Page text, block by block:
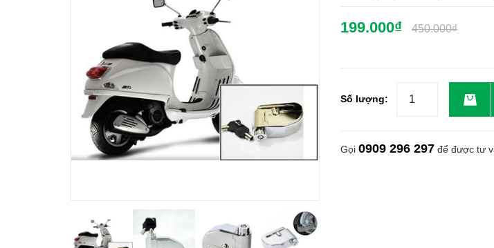
199.000₫ 450.000₫
Số lượng:
Gọi 0909 296 297 để được tư